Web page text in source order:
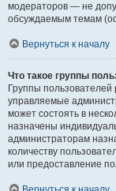
модераторов — не
обсуждаемым темам
Вернуться к началу
Что такое группы
Группы
управляемые
может состоять в
назначены
администраторам
количеству
или предоставление